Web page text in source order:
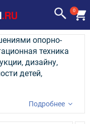
0
опорно-
техника
дизайну,
детей,
Подробнее